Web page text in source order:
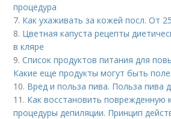
процедура
7. Как ухаживать за кожей посл. От
8. Цветная капуста рецепты
в кляре
9.Список продуктов питания для
Какие еще продукты могут быть
10. Вред и польза пива. Польза пива
11. Как восстановить поврежденную
процедуры депиляции. Принцип